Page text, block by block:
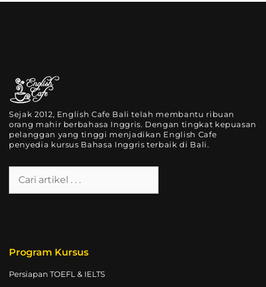
Sejak 2012, English Cafe Bali telah membantu ribuan
orang mahir berbahasa Inggris. Dengan tingkat kepuasan
pelanggan yang tinggi menjadikan English Cafe
penyedia kursus Bahasa Inggris terbaik di Bali.
Program Kursus
Persiapan TOEFL & IELTS